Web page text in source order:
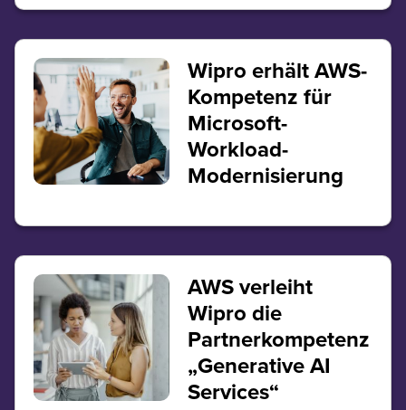
Wipro erhält AWS-
Kompetenz für
Microsoft-
Workload-
Modernisierung
AWS verleiht
Wipro die
Partnerkompetenz
„Generative AI
Services“